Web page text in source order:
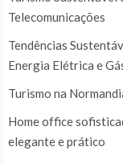
Telecomunicações
Tendências
Energia Elétrica e
Turismo na
Home office
elegante e prático